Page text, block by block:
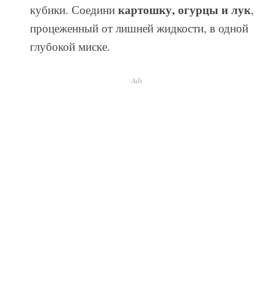
кубики. Соедини картошку, огурцы и лук,
процеженный от лишней жидкости, в одной
глубокой миске.
Ads